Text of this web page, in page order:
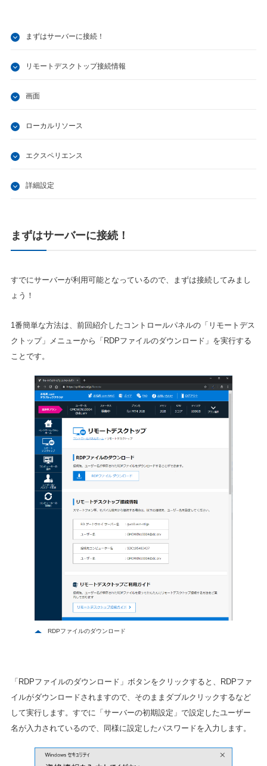
まずはサーバーに接続！
リモートデスクトップ接続情報
画面
ローカルリソース
エクスペリエンス
詳細設定
まずはサーバーに接続！
すでにサーバーが利用可能となっているので、まずは接続してみまし
ょう！
1番簡単な方法は、前回紹介したコントロールパネルの「リモートデス
クトップ」メニューから「RDPファイルのダウンロード」を実行する
ことです。
RDPファイルのダウンロード
「RDPファイルのダウンロード」ボタンをクリックすると、RDPファ
イルがダウンロードされますので、そのままダブルクリックするなど
して実行します。すでに「サーバーの初期設定」で設定したユーザー
名が入力されているので、同様に設定したパスワードを入力します。